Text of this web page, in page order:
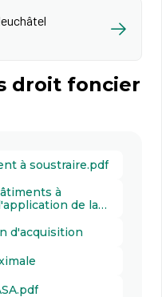
droit foncier
à soustraire.pdf
à
de la
d'acquisition